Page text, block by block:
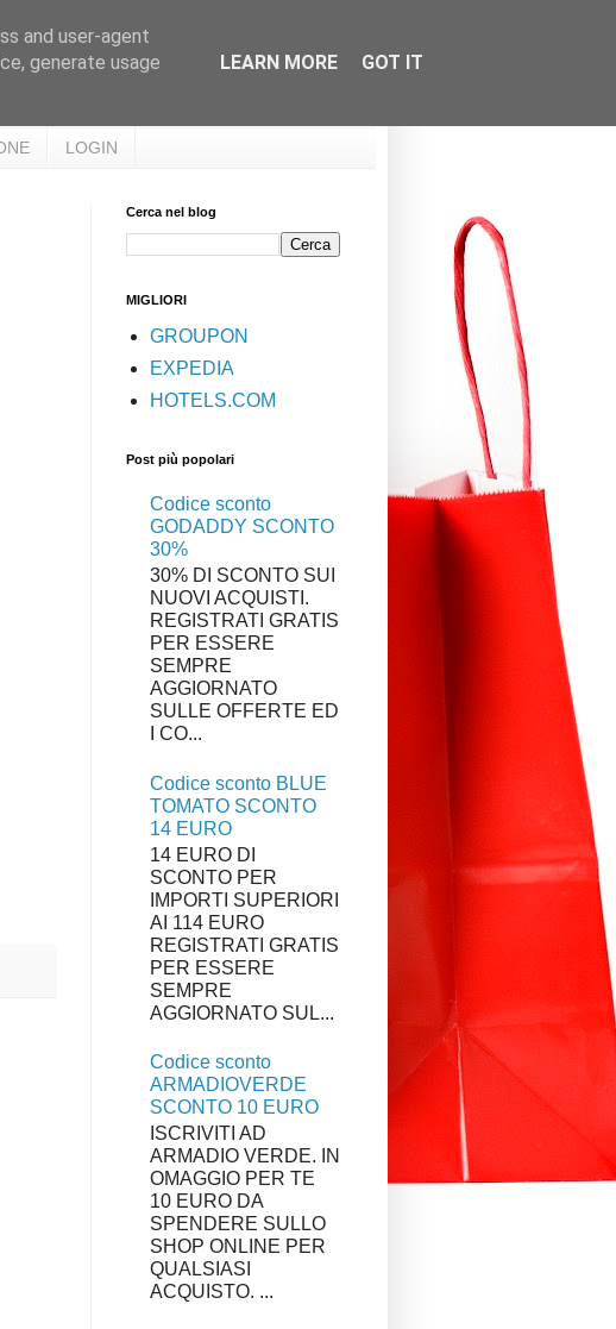
LOGIN
Cerca nel blog
MIGLIORI
GROUPON
EXPEDIA
HOTELS.COM
Post più popolari
Codice sconto
GODADDY SCONTO
30%
30% DI SCONTO SUI
NUOVI ACQUISTI.
REGISTRATI GRATIS
PER ESSERE
SEMPRE
AGGIORNATO
SULLE OFFERTE ED
I CO...
Codice sconto BLUE
TOMATO SCONTO
14 EURO
14 EURO DI
SCONTO PER
IMPORTI SUPERIORI
AI 114 EURO
REGISTRATI GRATIS
PER ESSERE
SEMPRE
AGGIORNATO SUL...
Codice sconto
ARMADIOVERDE
SCONTO 10 EURO
ISCRIVITI AD
ARMADIO VERDE. IN
OMAGGIO PER TE
10 EURO DA
SPENDERE SULLO
SHOP ONLINE PER
QUALSIASI
ACQUISTO. ...
and user-agent
generate usage
LEARN MORE GOT IT